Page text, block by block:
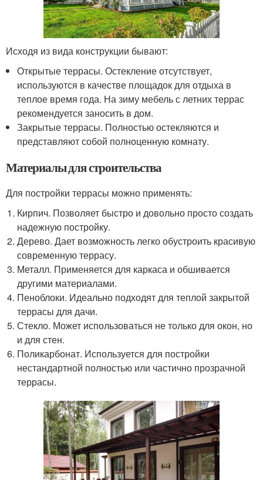
Исходя из вида конструкции бывают:
Открытые террасы. Остекление отсутствует,
используются в качестве площадок для отдыха в
теплое время года. На зиму мебель с летних террас
рекомендуется заносить в дом.
Закрытые террасы. Полностью остекляются и
представляют собой полноценную комнату.
Материалы для строительства
Для постройки террасы можно применять:
Кирпич. Позволяет быстро и довольно просто создать
надежную постройку.
Дерево. Дает возможность легко обустроить красивую
современную террасу.
Металл. Применяется для каркаса и обшивается
другими материалами.
Пеноблоки. Идеально подходят для теплой закрытой
террасы для дачи.
Стекло. Может использоваться не только для окон, но
и для стен.
Поликарбонат. Используется для постройки
нестандартной полностью или частично прозрачной
террасы.